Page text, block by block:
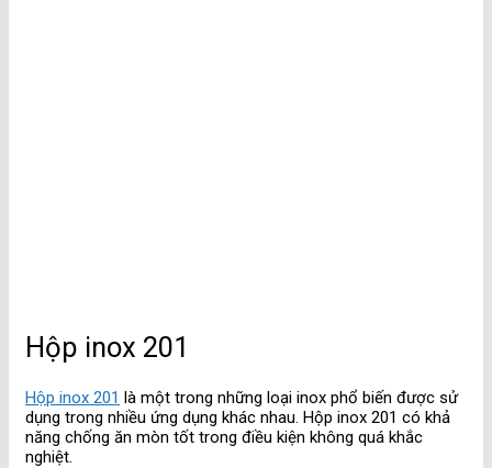
Hộp inox 201
Hộp inox 201 là một trong những loại inox phổ biến được sử
dụng trong nhiều ứng dụng khác nhau. Hộp inox 201 có khả
năng chống ăn mòn tốt trong điều kiện không quá khắc
nghiệt.